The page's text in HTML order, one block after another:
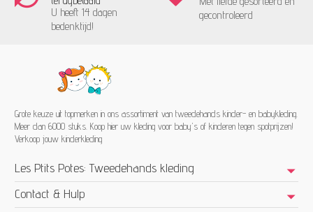
U heeft 14 dagen
bedenktijd!
gecontroleerd
Grote keuze uit topmerken in ons assortiment van tweedehands kinder- en babykleding.
Meer dan 6000 stuks. Koop hier uw kleding voor baby's of kinderen tegen spotprijzen!
Verkoop jouw kinderkleding
Les Ptits Potes: Tweedehands kleding
Contact & Hulp